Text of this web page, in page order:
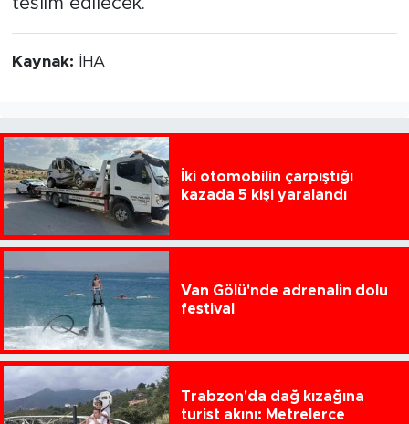
Kaynak: İHA
İki otomobilin çarpıştığı
kazada 5 kişi yaralandı
Van Gölü'nde adrenalin dolu
festival
Trabzon'da dağ kızağına
turist akını: Metrelerce